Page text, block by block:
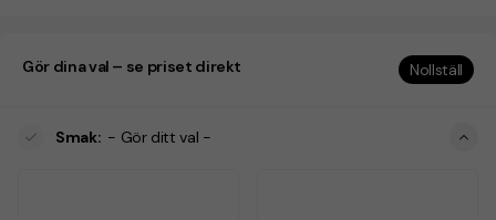
Gör dina val – se priset direkt Nollställ
Smak: - Gör ditt val -